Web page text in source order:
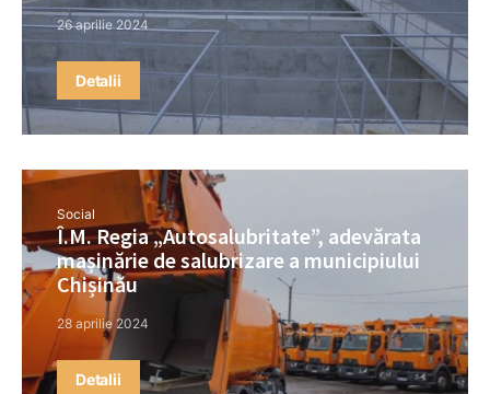
26 aprilie 2024
Detalii
Social
Î.M. Regia „Autosalubritate”, adevărata
mașinărie de salubrizare a municipiului
Chișinău
28 aprilie 2024
Detalii